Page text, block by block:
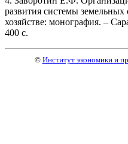
развития системы
хозяйстве: монография. –
400 с.
© Институт экономики и